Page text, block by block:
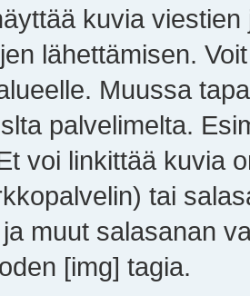
kuvia
lähettämisen.
Muussa
palvelimelta.
voi linkittää kuvia
tai
muut salasanan
[img] tagia.